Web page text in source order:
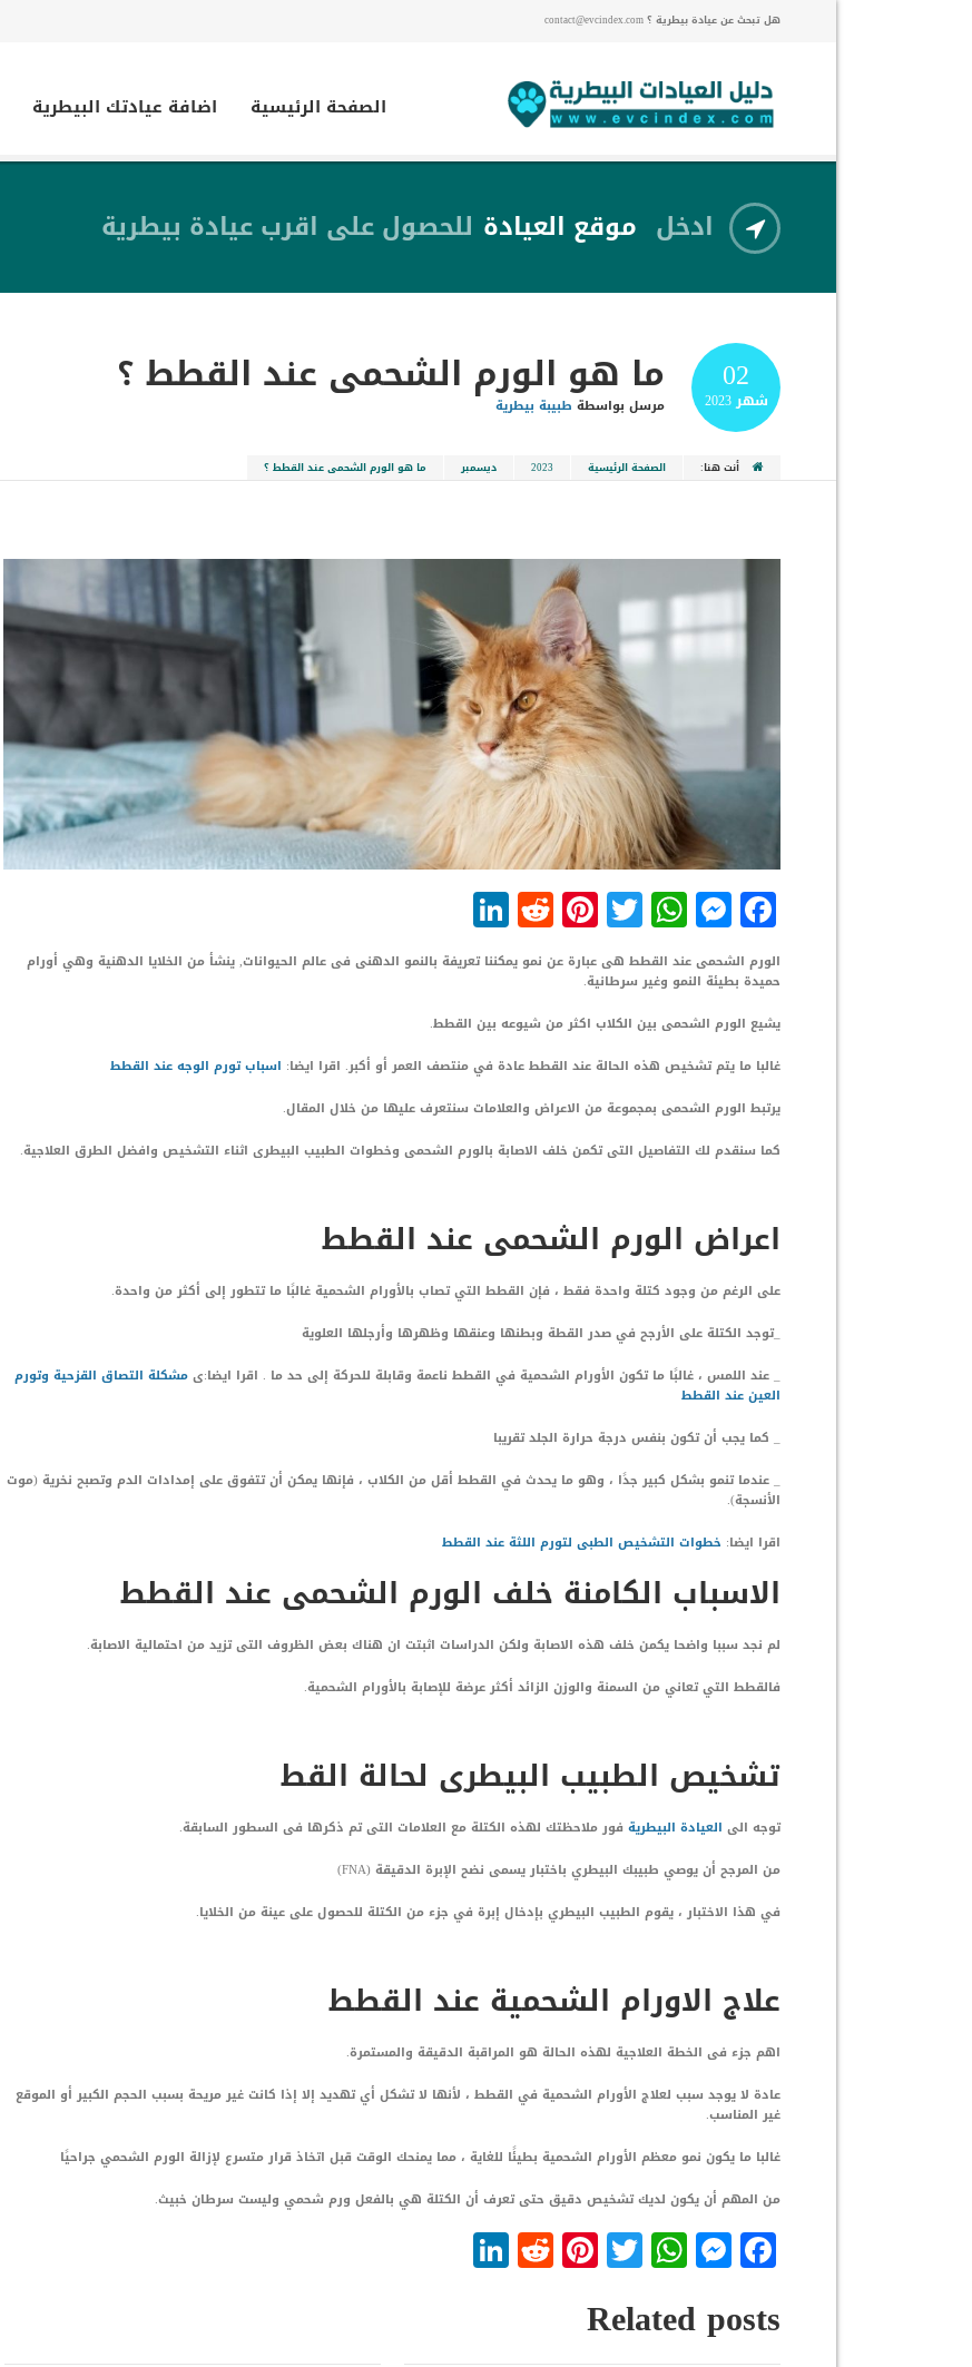
هل تبحث عن عيادة بيطرية ؟ contact@evcindex.com
الصفحة الرئيسية اضافة عيادتك البيطرية
ادخل موقع العيادة للحصول على اقرب عيادة بيطرية
02
شهر2023 ما هو الورم الشحمى عند القطط ؟
مرسل بواسطة طبيبة بيطرية
أنت هنا: الصفحة الرئيسية 2023 ديسمبر ما هو الورم الشحمى عند القطط ؟
Facebook
Messenger
WhatsApp
Twitter
Pinterest
Reddit
الورم الشحمى عند القطط هى عبارة عن نمو يمكننا تعريفة بالنمو الدهنى فى عالم الحيوانات, ينشأ من الخلايا الدهنية وهي أورام
حميدة بطيئة النمو وغير سرطانية.
يشيع الورم الشحمى بين الكلاب اكثر من شيوعه بين القطط.
غالبا ما يتم تشخيص هذه الحالة عند القطط عادة في منتصف العمر أو أكبر. اقرا ايضا: اسبابتورم الوجه عند القطط
يرتبط الورم الشحمى بمجموعة من الاعراض والعلامات سنتعرف عليها من خلال المقال.
كما سنقدم لك التفاصيل التى تكمن خلف الاصابة بالورم الشحمى وخطوات الطبيب البيطرى اثناء التشخيص وافضل الطرق العلاجية.
اعراض الورم الشحمى عند القطط
على الرغم من وجود كتلة واحدة فقط ، فإن القطط التي تصاب بالأورام الشحمية غالبًا ما تتطور إلى أكثر من واحدة.
_توجد الكتلة على الأرجح في صدر القطة وبطنها وعنقها وظهرها وأرجلها العلوية
_ عند اللمس ، غالبًا ما تكون الأورام الشحمية في القطط ناعمة وقابلة للحركة إلى حد ما . اقرا ايضا:ىمشكلة التصاق القزحية وتورم
العين عند القطط
_ كما يجب أن تكون بنفس درجة حرارة الجلد تقريبا
_ عندما تنمو بشكل كبير جدًا ، وهو ما يحدث في القطط أقل من الكلاب ، فإنها يمكن أن تتفوق على إمدادات الدم وتصبح نخرية (موت
الأنسجة).
اقرا ايضا: خطوات التشخيص الطبى لتورم اللثة عند القطط
الاسباب الكامنة خلف الورم الشحمى عند القطط
لم نجد سببا واضحا يكمن خلف هذه الاصابة ولكن الدراسات اثبتت ان هناك بعض الظروف التى تزيد من احتمالية الاصابة.
فالقطط التي تعاني من السمنة والوزن الزائد أكثر عرضة للإصابة بالأورام الشحمية.
تشخيص الطبيب البيطرى لحالة القط
توجه الى العيادة البيطرية فور ملاحظتك لهذه الكتلة مع العلامات التى تم ذكرها فى السطور السابقة.
من المرجح أن يوصي طبيبك البيطري باختبار يسمى نضح الإبرة الدقيقة (FNA)
في هذا الاختبار ، يقوم الطبيب البيطري بإدخال إبرة في جزء من الكتلة للحصول على عينة من الخلايا.
علاج الاورام الشحمية عند القطط
اهم جزء فى الخطة العلاجية لهذه الحالة هو المراقبة الدقيقة والمستمرة.
عادة لا يوجد سبب لعلاج الأورام الشحمية في القطط ، لأنها لا تشكل أي تهديد إلا إذا كانت غير مريحة بسبب الحجم الكبير أو الموقع
غير المناسب.
غالبا ما يكون نمو معظم الأورام الشحمية بطيئًا للغاية ، مما يمنحك الوقت قبل اتخاذ قرار متسرع لإزالة الورم الشحمي جراحيًا
من المهم أن يكون لديك تشخيص دقيق حتى تعرف أن الكتلة هي بالفعل ورم شحمي وليست سرطان خبيث.
Facebook
Messenger
WhatsApp
Twitter
Pinterest
Reddit
Related posts